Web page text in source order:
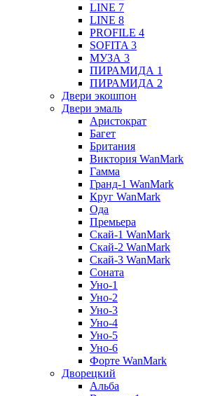
LINE 7
LINE 8
PROFILE 4
SOFITA 3
МУЗА 3
ПИРАМИДА 1
ПИРАМИДА 2
Двери экошпон
Двери эмаль
Аристократ
Багет
Британия
Виктория WanMark
Гамма
Гранд-1 WanMark
Круг WanMark
Ода
Премьера
Скай-1 WanMark
Скай-2 WanMark
Скай-3 WanMark
Соната
Уно-1
Уно-2
Уно-3
Уно-4
Уно-5
Уно-6
Форте WanMark
Дворецкий
Альба